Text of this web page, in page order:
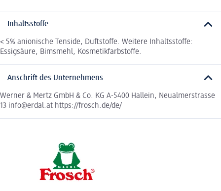
Inhaltsstoffe
< 5% anionische Tenside, Duftstoffe. Weitere Inhaltsstoffe:
Essigsäure, Bimsmehl, Kosmetikfarbstoffe.
Anschrift des Unternehmens
Werner & Mertz GmbH & Co. KG A-5400 Hallein, Neualmerstrasse
13 info@erdal.at https://frosch.de/de/